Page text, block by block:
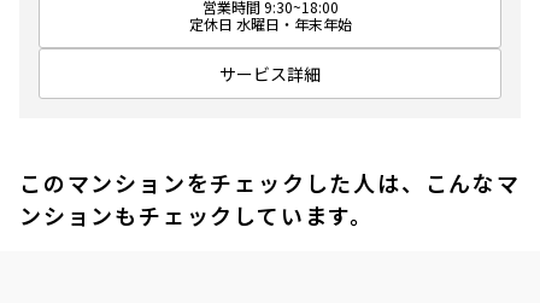
営業時間 9:30~18:00
定休日 水曜日・年末年始
サービス詳細
このマンションをチェックした人は、こんなマ
ンションもチェックしています。